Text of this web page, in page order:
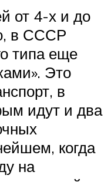
от 4-х и до
в СССР
типа еще
Это
в
идут и два
когда
на